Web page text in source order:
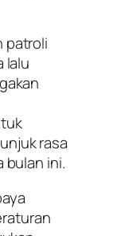
patroli
lalu
rasa
bulan ini.